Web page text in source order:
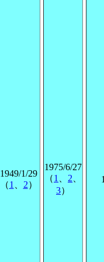
1949/1/29
（1 2）
1975/6/27
（1 2
3）